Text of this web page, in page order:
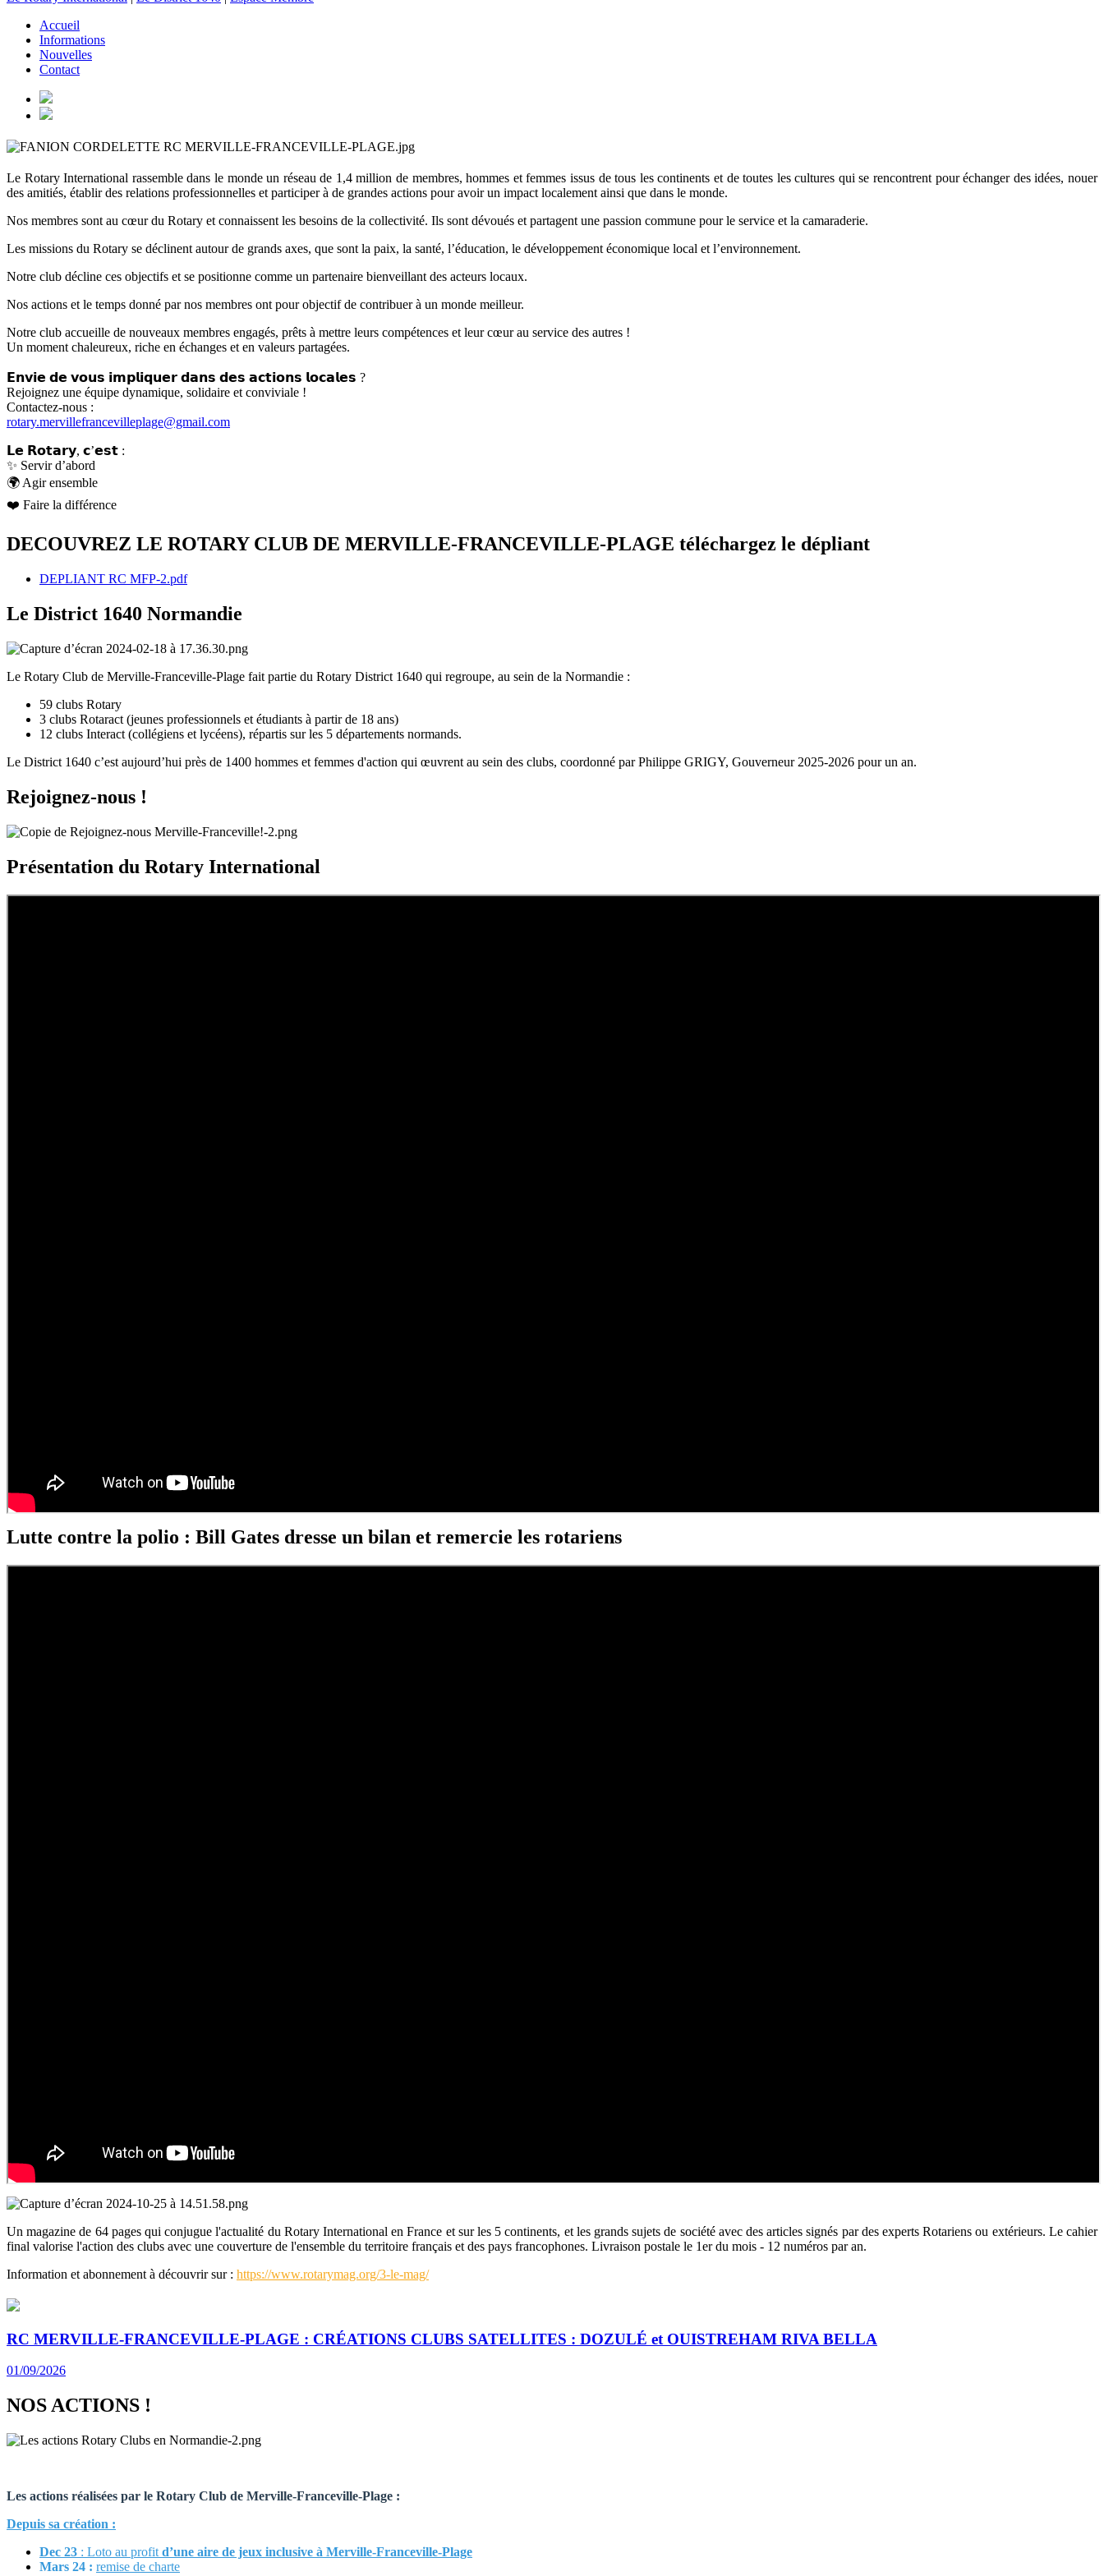
Accueil
Informations
Nouvelles
Contact
Le Rotary International rassemble dans le monde un réseau de 1,4 million de membres, hommes et femmes issus de tous les continents et de toutes les cultures qui se rencontrent pour échanger des idées, nouer
des amitiés, établir des relations professionnelles et participer à de grandes actions pour avoir un impact localement ainsi que dans le monde.
Nos membres sont au cœur du Rotary et connaissent les besoins de la collectivité. Ils sont dévoués et partagent une passion commune pour le service et la camaraderie.
Les missions du Rotary se déclinent autour de grands axes, que sont la paix, la santé, l’éducation, le développement économique local et l’environnement.
Notre club décline ces objectifs et se positionne comme un partenaire bienveillant des acteurs locaux.
Nos actions et le temps donné par nos membres ont pour objectif de contribuer à un monde meilleur.
Notre club accueille de nouveaux membres engagés, prêts à mettre leurs compétences et leur cœur au service des autres !
Un moment chaleureux, riche en échanges et en valeurs partagées.
𝗘𝗻𝘃𝗶𝗲 𝗱𝗲 𝘃𝗼𝘂𝘀 𝗶𝗺𝗽𝗹𝗶𝗾𝘂𝗲𝗿 𝗱𝗮𝗻𝘀 𝗱𝗲𝘀 𝗮𝗰𝘁𝗶𝗼𝗻𝘀 𝗹𝗼𝗰𝗮𝗹𝗲𝘀 ?
Rejoignez une équipe dynamique, solidaire et conviviale !
Contactez-nous :
rotary.mervillefrancevilleplage@gmail.com
𝗟𝗲 𝗥𝗼𝘁𝗮𝗿𝘆, 𝗰’𝗲𝘀𝘁 :
✨ Servir d’abord
🌍 Agir ensemble
❤️ Faire la différence
DECOUVREZ LE ROTARY CLUB DE MERVILLE-FRANCEVILLE-PLAGE téléchargez le dépliant
DEPLIANT RC MFP-2.pdf
Le District 1640 Normandie
Le Rotary Club de Merville-Franceville-Plage fait partie du Rotary District 1640 qui regroupe, au sein de la Normandie :
59 clubs Rotary
3 clubs Rotaract (jeunes professionnels et étudiants à partir de 18 ans)
12 clubs Interact (collégiens et lycéens), répartis sur les 5 départements normands.
Le District 1640 c’est aujourd’hui près de 1400 hommes et femmes d'action qui œuvrent au sein des clubs, coordonné par Philippe GRIGY, Gouverneur 2025-2026 pour un an.
Rejoignez-nous !
Présentation du Rotary International
Lutte contre la polio : Bill Gates dresse un bilan et remercie les rotariens
Un magazine de 64 pages qui conjugue l'actualité du Rotary International en France et sur les 5 continents, et les grands sujets de société avec des articles signés par des experts Rotariens ou extérieurs. Le cahier
final valorise l'action des clubs avec une couverture de l'ensemble du territoire français et des pays francophones. Livraison postale le 1er du mois - 12 numéros par an.
Information et abonnement à découvrir sur : https://www.rotarymag.org/3-le-mag/
RC MERVILLE-FRANCEVILLE-PLAGE : CRÉATIONS CLUBS SATELLITES : DOZULÉ et OUISTREHAM RIVA BELLA
01/09/2026
NOS ACTIONS !
Les actions réalisées par le Rotary Club de Merville-Franceville-Plage :
Depuis sa création :
Dec 23 : Loto au profit d’une aire de jeux inclusive à Merville-Franceville-Plage
Mars 24 : remise de charte